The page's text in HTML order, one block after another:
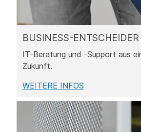
BUSINESS-ENTSCHEIDER
IT-Beratung und -Support aus
Zukunft.
WEITERE INFOS